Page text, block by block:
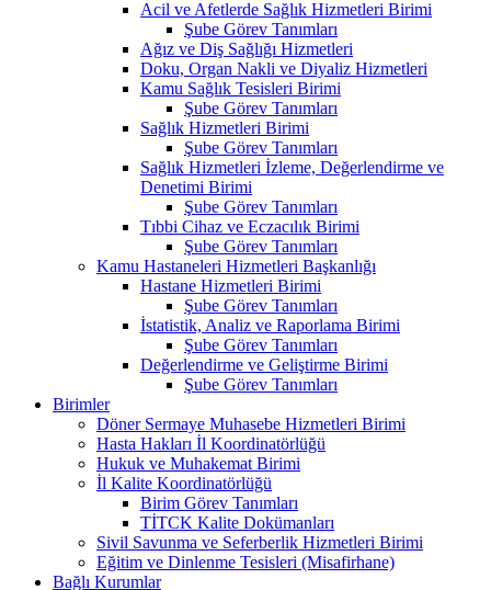
Acil ve Afetlerde Sağlık Hizmetleri Birimi
Şube Görev Tanımları
Ağız ve Diş Sağlığı Hizmetleri
Doku, Organ Nakli ve Diyaliz Hizmetleri
Kamu Sağlık Tesisleri Birimi
Şube Görev Tanımları
Sağlık Hizmetleri Birimi
Şube Görev Tanımları
Sağlık Hizmetleri İzleme, Değerlendirme ve
Denetimi Birimi
Şube Görev Tanımları
Tıbbi Cihaz ve Eczacılık Birimi
Şube Görev Tanımları
Kamu Hastaneleri Hizmetleri Başkanlığı
Hastane Hizmetleri Birimi
Şube Görev Tanımları
İstatistik, Analiz ve Raporlama Birimi
Şube Görev Tanımları
Değerlendirme ve Geliştirme Birimi
Şube Görev Tanımları
Birimler
Döner Sermaye Muhasebe Hizmetleri Birimi
Hasta Hakları İl Koordinatörlüğü
Hukuk ve Muhakemat Birimi
İl Kalite Koordinatörlüğü
Birim Görev Tanımları
TİTCK Kalite Dokümanları
Sivil Savunma ve Seferberlik Hizmetleri Birimi
Eğitim ve Dinlenme Tesisleri (Misafirhane)
Bağlı Kurumlar